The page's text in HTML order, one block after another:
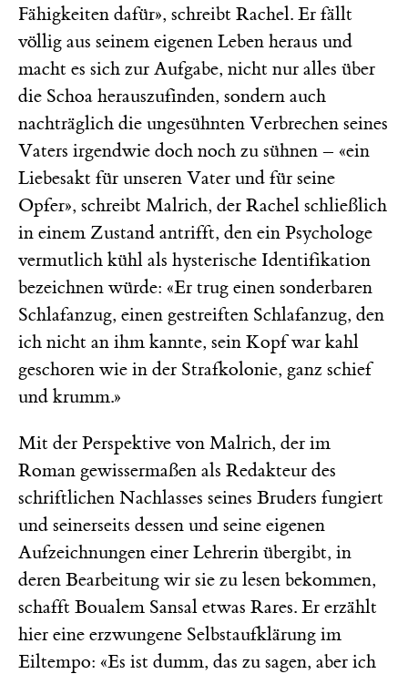
Fähigkeiten dafür», schreibt Rachel. Er fällt
völlig aus seinem eigenen Leben heraus und
macht es sich zur Aufgabe, nicht nur alles über
die Schoa herauszufinden, sondern auch
nachträglich die ungesühnten Verbrechen seines
Vaters irgendwie doch noch zu sühnen – «ein
Liebesakt für unseren Vater und für seine
Opfer», schreibt Malrich, der Rachel schließlich
in einem Zustand antrifft, den ein Psychologe
vermutlich kühl als hysterische Identifikation
bezeichnen würde: «Er trug einen sonderbaren
Schlafanzug, einen gestreiften Schlafanzug, den
ich nicht an ihm kannte, sein Kopf war kahl
geschoren wie in der Strafkolonie, ganz schief
und krumm.»
Mit der Perspektive von Malrich, der im
Roman gewissermaßen als Redakteur des
schriftlichen Nachlasses seines Bruders fungiert
und seinerseits dessen und seine eigenen
Aufzeichnungen einer Lehrerin übergibt, in
deren Bearbeitung wir sie zu lesen bekommen,
schafft Boualem Sansal etwas Rares. Er erzählt
hier eine erzwungene Selbstaufklärung im
Eiltempo: «Es ist dumm, das zu sagen, aber ich